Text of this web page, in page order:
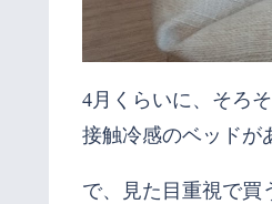
4月くらいに、そろ
接触冷感のベッドが
で、見た目重視で買